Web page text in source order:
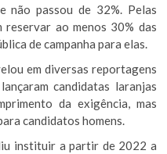
não passou de 32%. Pelas
ao menos 30% das
de campanha para elas.
em diversas reportagens
candidatas laranjas
da exigência, mas
candidatos homens.
instituir a partir de 2022 a